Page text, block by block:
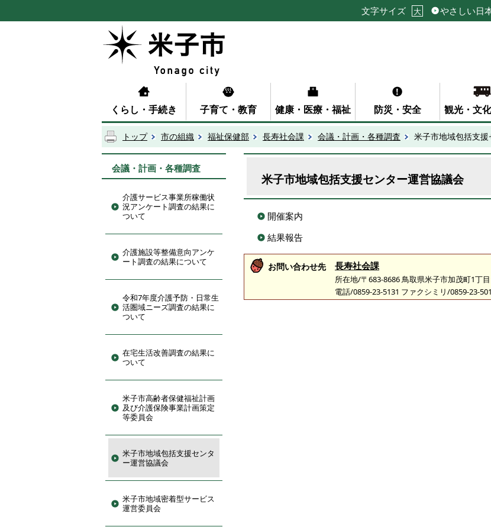
文字サイズ 大 やさしい日
くらし・手続き 子育て・教育 健康・医療・福祉 防災・安全 観光・文
トップ 市の組織 福祉保健部 長寿社会課 会議・計画・各種調査 米子市地域包括支
会議・計画・各種調査
介護サービス事業所稼働状
況アンケート調査の結果に
ついて
介護施設等整備意向アンケ
ート調査の結果について
令和7年度介護予防・日常生
活圏域ニーズ調査の結果に
ついて
在宅生活改善調査の結果に
ついて
米子市高齢者保健福祉計画
及び介護保険事業計画策定
等委員会
米子市地域包括支援センタ
ー運営協議会
米子市地域密着型サービス
運営委員会
米子市地域包括支援センター運営協議会
開催案内
結果報告
お問い合わせ先 長寿社会課
所在地/〒683-8686 鳥取県米子市加茂町1丁
電話/0859-23-5131 ファクシミリ/0859-23-